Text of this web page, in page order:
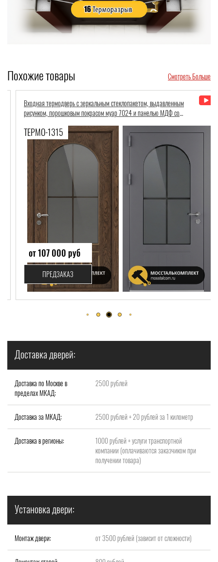
Похожие товары Смотреть Больше
Входная термодверь с зеркальным стеклопакетом, выдавленным
рисунком, порошковым покрасом муар 7024 и панелью МДФ со
ТЕРМО-1315
от 107 000 руб
ПРЕДЗАКАЗ
Доставка дверей:
Доставка по Москве в
пределах МКАД:
2500 рублей
Доставка за МКАД: 2500 рублей + 20 рублей за 1 километр
Доставка в регионы:
1000 рублей + услуги транспортной
компании (оплачиваются заказчиком при
получении товара)
Установка двери:
Монтаж двери: от 3500 рублей (зависит от сложности)